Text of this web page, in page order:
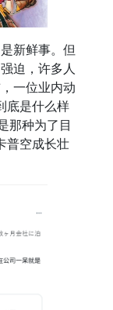
新鲜事。但
迫，许多人
一位业内动
底是什么样
那种为了目
普空成长壮